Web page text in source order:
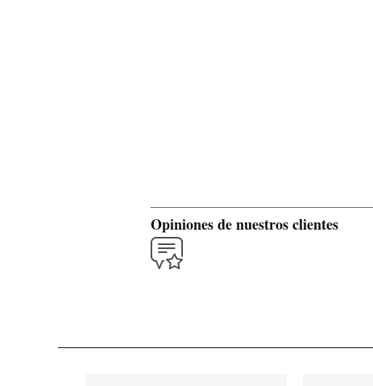
Opiniones de nuestros clientes